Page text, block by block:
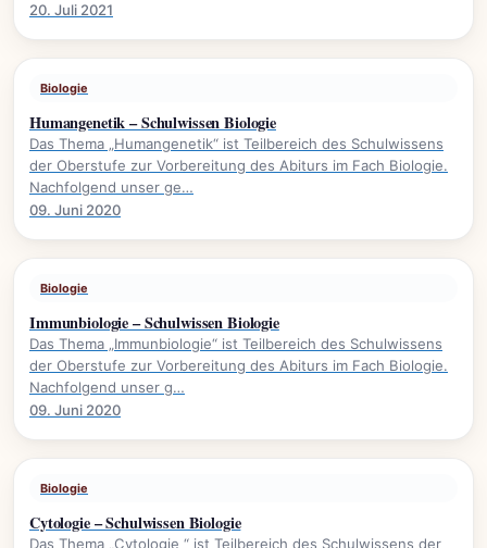
20. Juli 2021
Biologie
Humangenetik – Schulwissen Biologie
Das Thema „Humangenetik“ ist Teilbereich des Schulwissens
der Oberstufe zur Vorbereitung des Abiturs im Fach Biologie.
Nachfolgend unser ge…
09. Juni 2020
Biologie
Immunbiologie – Schulwissen Biologie
Das Thema „Immunbiologie“ ist Teilbereich des Schulwissens
der Oberstufe zur Vorbereitung des Abiturs im Fach Biologie.
Nachfolgend unser g…
09. Juni 2020
Biologie
Cytologie – Schulwissen Biologie
Das Thema „Cytologie “ ist Teilbereich des Schulwissens der